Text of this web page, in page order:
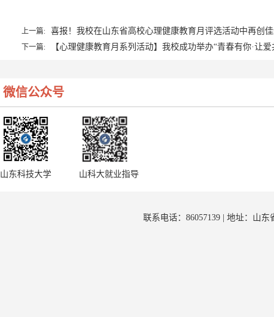
上一篇: 喜报！我校在山东省高校心理健康教育月评选活动中再创
下一篇: 【心理健康教育月系列活动】我校成功举办“青春有你·让
微信公众号
山东科技大学 山科大就业指导
联系电话：86057139 | 地址：山